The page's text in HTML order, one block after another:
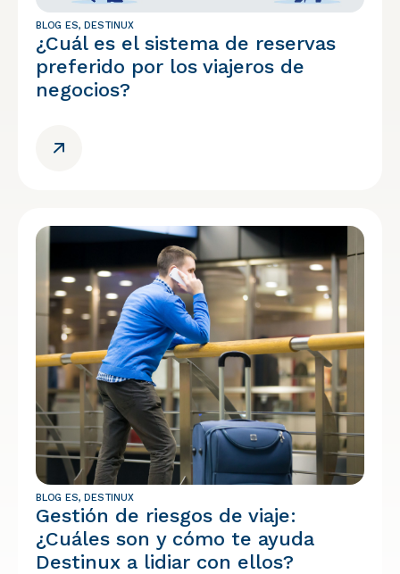
BLOG ES,DESTINUX
¿Cuál es el sistema de reservas
preferido por los viajeros de
negocios?
BLOG ES,DESTINUX
Gestión de riesgos de viaje:
¿Cuáles son y cómo te ayuda
Destinux a lidiar con ellos?